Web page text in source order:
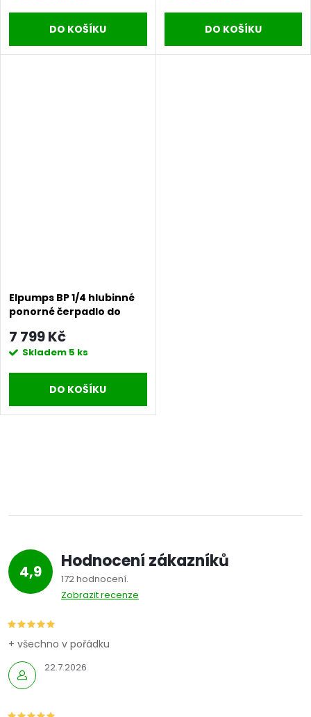
DO KOŠÍKU DO KOŠÍKU
Elpumps BP 1/4 hlubinné
ponorné čerpadlo do
7 799 Kč
Skladem 5 ks
DO KOŠÍKU
l
d
a
c
í
p
r
4,9 Hodnocení zákazníků
172 hodnocení
Zobrazit recenze
22.7.2026
+ všechno v pořádku